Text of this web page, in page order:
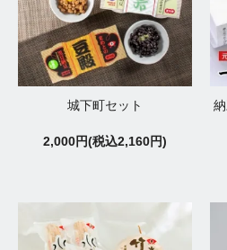
城下町セット
2,000円(税込2,160円)